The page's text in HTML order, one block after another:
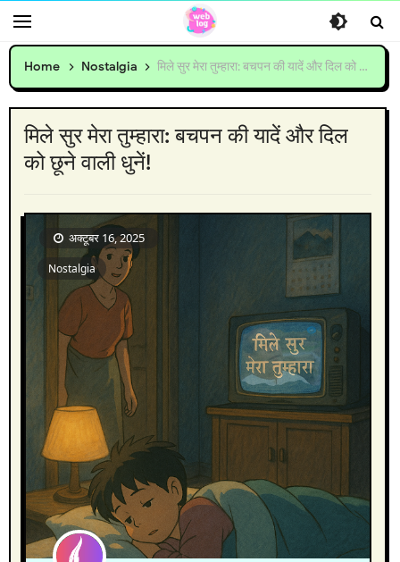
Home Nostalgia मिले सुर मेरा तुम्हारा: बचपन की यादें और दिल को छूने वाली धुनें!
मिले सुर मेरा तुम्हारा: बचपन की यादें और दिल
को छूने वाली धुनें!
Nostalgia
अक्टूबर 16, 2025